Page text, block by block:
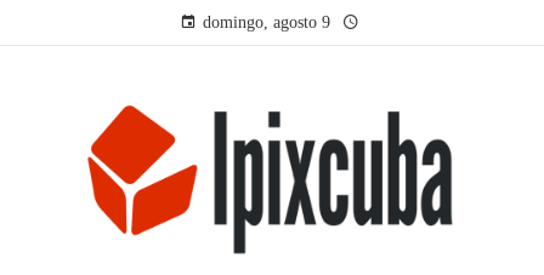
domingo, agosto 9